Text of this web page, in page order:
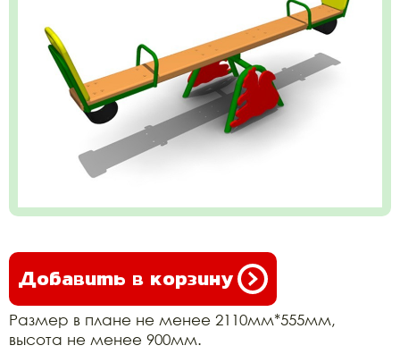
Добавить в корзину
Размер в плане не менее 2110мм*555мм,
высота не менее 900мм.